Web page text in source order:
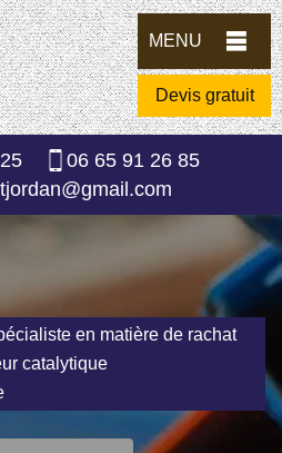
MENU
Devis gratuit
06 65 91 26 85
en matière de rachat
catalytique